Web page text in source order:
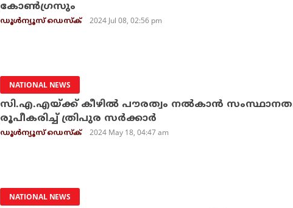
കോണ്‍ഗ്രസും
ഡൂള്‍ന്യൂസ് ഡെസ്‌ക് 2024 Jul 08, 02:56 pm
NATIONAL NEWS
സി.എ.എയ്ക്ക് കീഴില്‍ പൗരത്വം നല്‍കാന്‍
രൂപീകരിച്ച് ത്രിപുര സര്‍ക്കാര്‍
ഡൂള്‍ന്യൂസ് ഡെസ്‌ക് 2024 May 18, 04:47 am
NATIONAL NEWS